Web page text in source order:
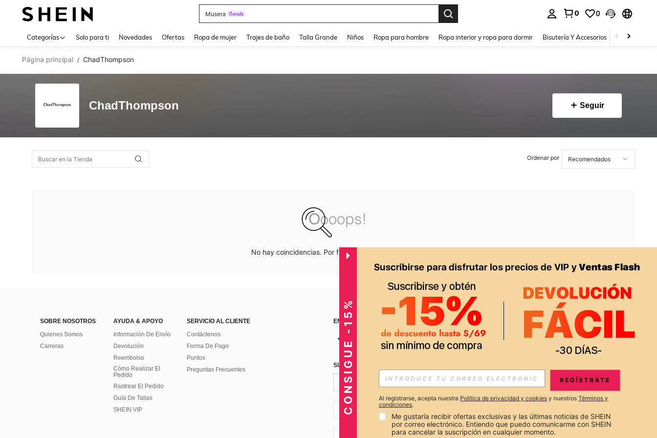
Musera
0 0
Categorías Solo para ti Novedades Ofertas Ropa de mujer Trajes de baño Talla Grande Niños Ropa para hombre Ropa interior y ropa para dormir Bisutería Y Accesorios Zapatos
Página principal / ChadThompson
ChadThompson Seguir
Ordenar por
No hay coincidencias. Por favor inténtalo de nuevo.
SOBRE NOSOTROS
Quienes Somos
Carreras
AYUDA & APOYO
Información De Envío
Devolución
Reembolso
Cómo Realizar El
Pedido
Rastrear El Pedido
Guía De Tallas
SHEIN VIP
SERVICIO AL CLIENTE
Contáctenos
Forma De Pago
Puntos
Preguntas Frecuentes
ENCUÉNTRANOS EN APP
SUSCRÍBETE PARA RECIBIR OFERTAS EXCLUSIVAS, PROMOCIONES Y NOTICIAS DE SHEIN
Suscribir
PE + 51
CONSIGUE -15% REGÍSTRATE
Al registrarse, acepta nuestra Política de privacidad y cookies y nuestros Términos y
condiciones.
Me gustaría recibir ofertas exclusivas y las últimas noticias de SHEIN
por correo electrónico. Entiendo que puedo comunicarme con SHEIN
para cancelar la suscripción en cualquier momento.